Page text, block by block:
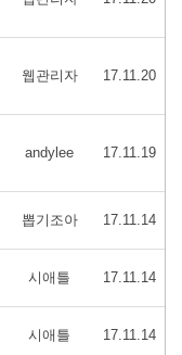
웹관리자 17.11.20
andylee 17.11.19
뽑기조아 17.11.14
시애틀 17.11.14
시애틀 17.11.14